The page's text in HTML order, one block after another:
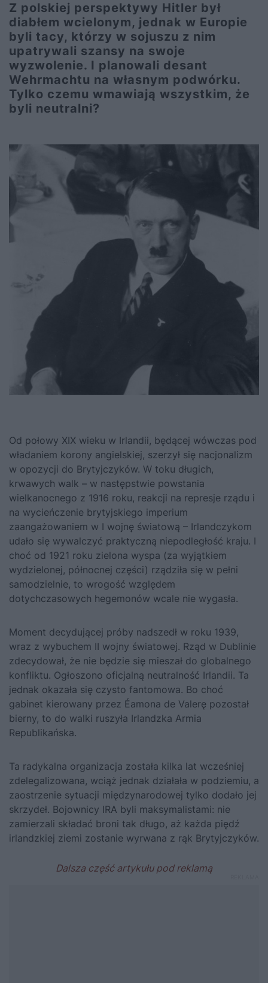
Z polskiej perspektywy Hitler był
diabłem wcielonym, jednak w Europie
byli tacy, którzy w sojuszu z nim
upatrywali szansy na swoje
wyzwolenie. I planowali desant
Wehrmachtu na własnym podwórku.
Tylko czemu wmawiają wszystkim, że
byli neutralni?
Od połowy XIX wieku w Irlandii, będącej wówczas pod
władaniem korony angielskiej, szerzył się nacjonalizm
w opozycji do Brytyjczyków. W toku długich,
krwawych walk – w następstwie powstania
wielkanocnego z 1916 roku, reakcji na represje rządu i
na wycieńczenie brytyjskiego imperium
zaangażowaniem w I wojnę światową – Irlandczykom
udało się wywalczyć praktyczną niepodległość kraju. I
choć od 1921 roku zielona wyspa (za wyjątkiem
wydzielonej, północnej części) rządziła się w pełni
samodzielnie, to wrogość względem
dotychczasowych hegemonów wcale nie wygasła.
Moment decydującej próby nadszedł w roku 1939,
wraz z wybuchem II wojny światowej. Rząd w Dublinie
zdecydował, że nie będzie się mieszał do globalnego
konfliktu. Ogłoszono oficjalną neutralność Irlandii. Ta
jednak okazała się czysto fantomowa. Bo choć
gabinet kierowany przez Éamona de Valerę pozostał
bierny, to do walki ruszyła Irlandzka Armia
Republikańska.
Ta radykalna organizacja została kilka lat wcześniej
zdelegalizowana, wciąż jednak działała w podziemiu, a
zaostrzenie sytuacji międzynarodowej tylko dodało jej
skrzydeł. Bojownicy IRA byli maksymalistami: nie
zamierzali składać broni tak długo, aż każda piędź
irlandzkiej ziemi zostanie wyrwana z rąk Brytyjczyków.